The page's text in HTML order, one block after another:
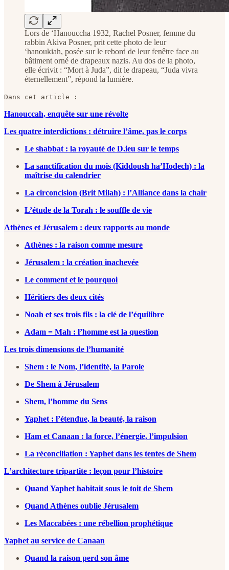
Lors de ‘Hanouccha 1932, Rachel Posner, femme du
rabbin Akiva Posner, prit cette photo de leur
‘hanoukiah, posée sur le rebord de leur fenêtre face au
bâtiment orné de drapeaux nazis. Au dos de la photo,
elle écrivit : “Mort à Juda”, dit le drapeau, “Juda vivra
éternellement”, répond la lumière.
Dans cet article :
Hanouccah, enquête sur une révolte
Les quatre interdictions : détruire l’âme, pas le corps
Le shabbat : la royauté de D.ieu sur le temps
La sanctification du mois (Kiddoush ha’Hodech) : la
maîtrise du calendrier
La circoncision (Brit Milah) : l’Alliance dans la chair
L’étude de la Torah : le souffle de vie
Athènes et Jérusalem : deux rapports au monde
Athènes : la raison comme mesure
Jérusalem : la création inachevée
Le comment et le pourquoi
Héritiers des deux cités
Noah et ses trois fils : la clé de l’équilibre
Adam = Mah : l’homme est la question
Les trois dimensions de l’humanité
Shem : le Nom, l’identité, la Parole
De Shem à Jérusalem
Shem, l’homme du Sens
Yaphet : l’étendue, la beauté, la raison
Ham et Canaan : la force, l’énergie, l’impulsion
La réconciliation : Yaphet dans les tentes de Shem
L’architecture tripartite : leçon pour l’histoire
Quand Yaphet habitait sous le toit de Shem
Quand Athènes oublie Jérusalem
Les Maccabées : une rébellion prophétique
Yaphet au service de Canaan
Quand la raison perd son âme